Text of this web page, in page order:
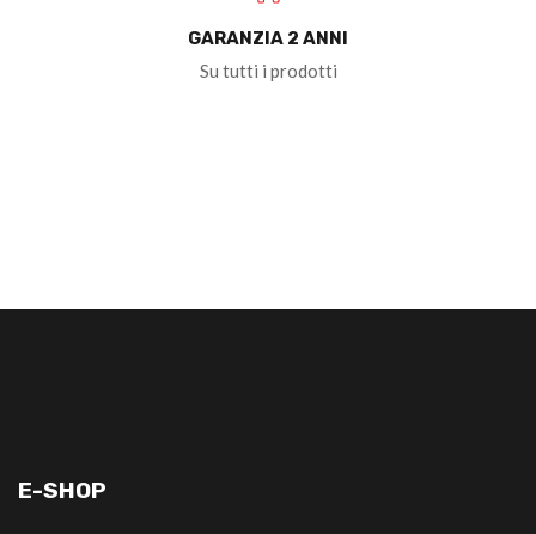
GARANZIA 2 ANNI
Su tutti i prodotti
E-SHOP